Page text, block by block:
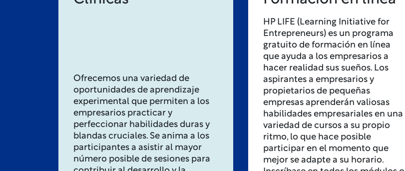
Ofrecemos una variedad de
oportunidades de aprendizaje
experimental que permiten a los
empresarios practicar y
perfeccionar habilidades duras y
blandas cruciales. Se anima a los
participantes a asistir al mayor
número posible de sesiones para
HP LIFE (Learning Initiative for
Entrepreneurs) es un programa
gratuito de formación en línea
que ayuda a los empresarios a
hacer realidad sus sueños. Los
aspirantes a empresarios y
propietarios de pequeñas
empresas aprenderán valiosas
habilidades empresariales en una
variedad de cursos a su propio
ritmo, lo que hace posible
participar en el momento que
mejor se adapte a su horario.